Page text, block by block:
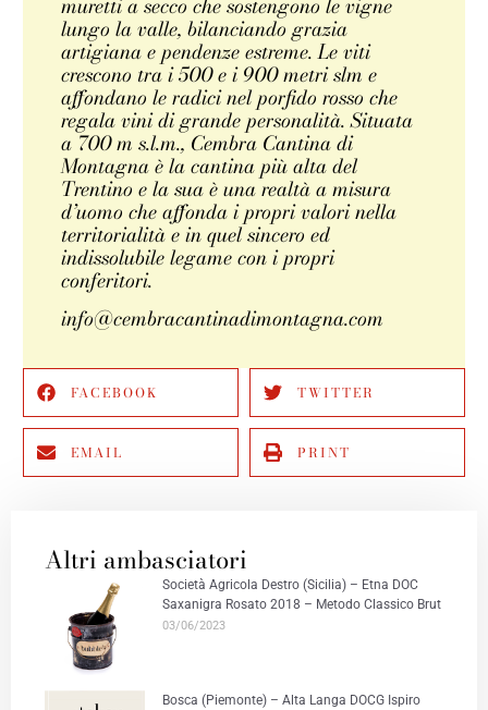
lungo la valle, bilanciando grazia
artigiana e pendenze estreme. Le viti
crescono tra i 500 e i 900 metri slm e
affondano le radici nel porfido rosso che
regala vini di grande personalità. Situata
a 700 m s.l.m., Cembra Cantina di
Montagna è la cantina più alta del
Trentino e la sua è una realtà a misura
d’uomo che affonda i propri valori nella
territorialità e in quel sincero ed
indissolubile legame con i propri
conferitori.
info@cembracantinadimontagna.com
FACEBOOK TWITTER
EMAIL PRINT
Altri ambasciatori
Società Agricola Destro (Sicilia) – Etna DOC
Saxanigra Rosato 2018 – Metodo Classico Brut
03/06/2023
Bosca (Piemonte) – Alta Langa DOCG Ispiro